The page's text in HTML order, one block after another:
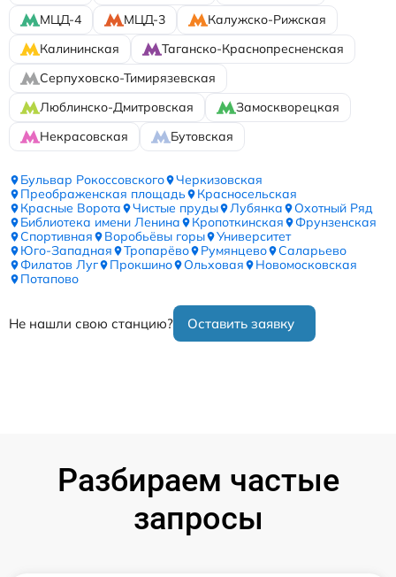
МЦД-4
МЦД-3
Калужско-Рижская
Калининская
Таганско-Краснопресненская
Серпуховско-Тимирязевская
Люблинско-Дмитровская
Замоскворецкая
Некрасовская
Бутовская
Бульвар Рокоссовского
Черкизовская
Преображенская площадь
Красносельская
Красные Ворота
Чистые пруды Лубянка
Охотный Ряд
Библиотека имени Ленина
Кропоткинская
Фрунзенская
Спортивная
Воробьёвы горы
Университет
Юго-Западная
Тропарёво Румянцево
Саларьево
Филатов Луг
Прокшино Ольховая
Новомосковская
Потапово
Не нашли свою станцию? Оставить заявку
Разбираем частые
запросы